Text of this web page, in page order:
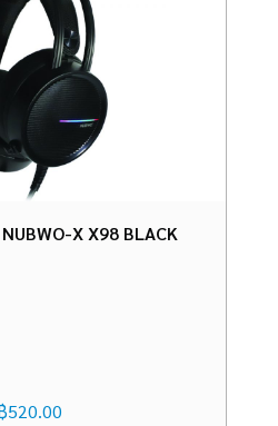
X X98 BLACK
520.00